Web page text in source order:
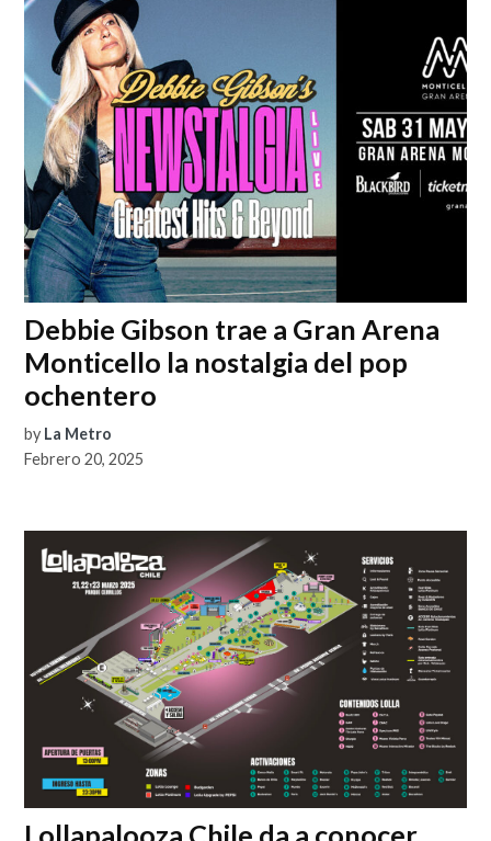
Debbie Gibson trae a Gran Arena
Monticello la nostalgia del pop
ochentero
by La Metro
Febrero 20, 2025
Lollapalooza Chile da a conocer